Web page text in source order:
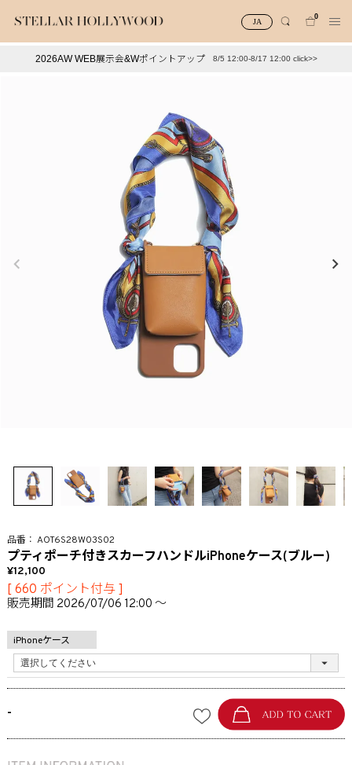
JA
0
2026AW WEB展示会&Wポイントアップ 8/5 12:00-8/17 12:00 click>>
AOT6S28W03S02
プティポーチ付きスカーフハンドルiPhoneケース(ブルー)
12,100
[ 660 ポイント付与 ]
販売期間 2026/07/06 12:00 〜
iPhoneケース
-